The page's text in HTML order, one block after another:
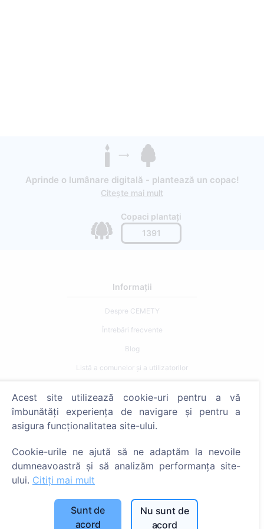
Aprinde o lumânare digitală - plantează un copac!
Citește mai mult
Copaci plantați
1391
Informații
Despre CEMETY
Întrebări frecvente
Blog
Listă a comunelor și a utilizatorilor
Setări cookie-uri
Caută
Acest site utilizează cookie-uri pentru a vă
îmbunătăți experiența de navigare și pentru a
asigura funcționalitatea site-ului.
Cookie-urile ne ajută să ne adaptăm la nevoile
dumneavoastră și să analizăm performanța site-
ului. Citiți mai mult
Sunt de
acord
Nu sunt de
acord